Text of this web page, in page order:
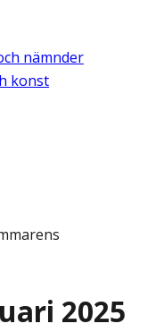
nämnder
konst
2025